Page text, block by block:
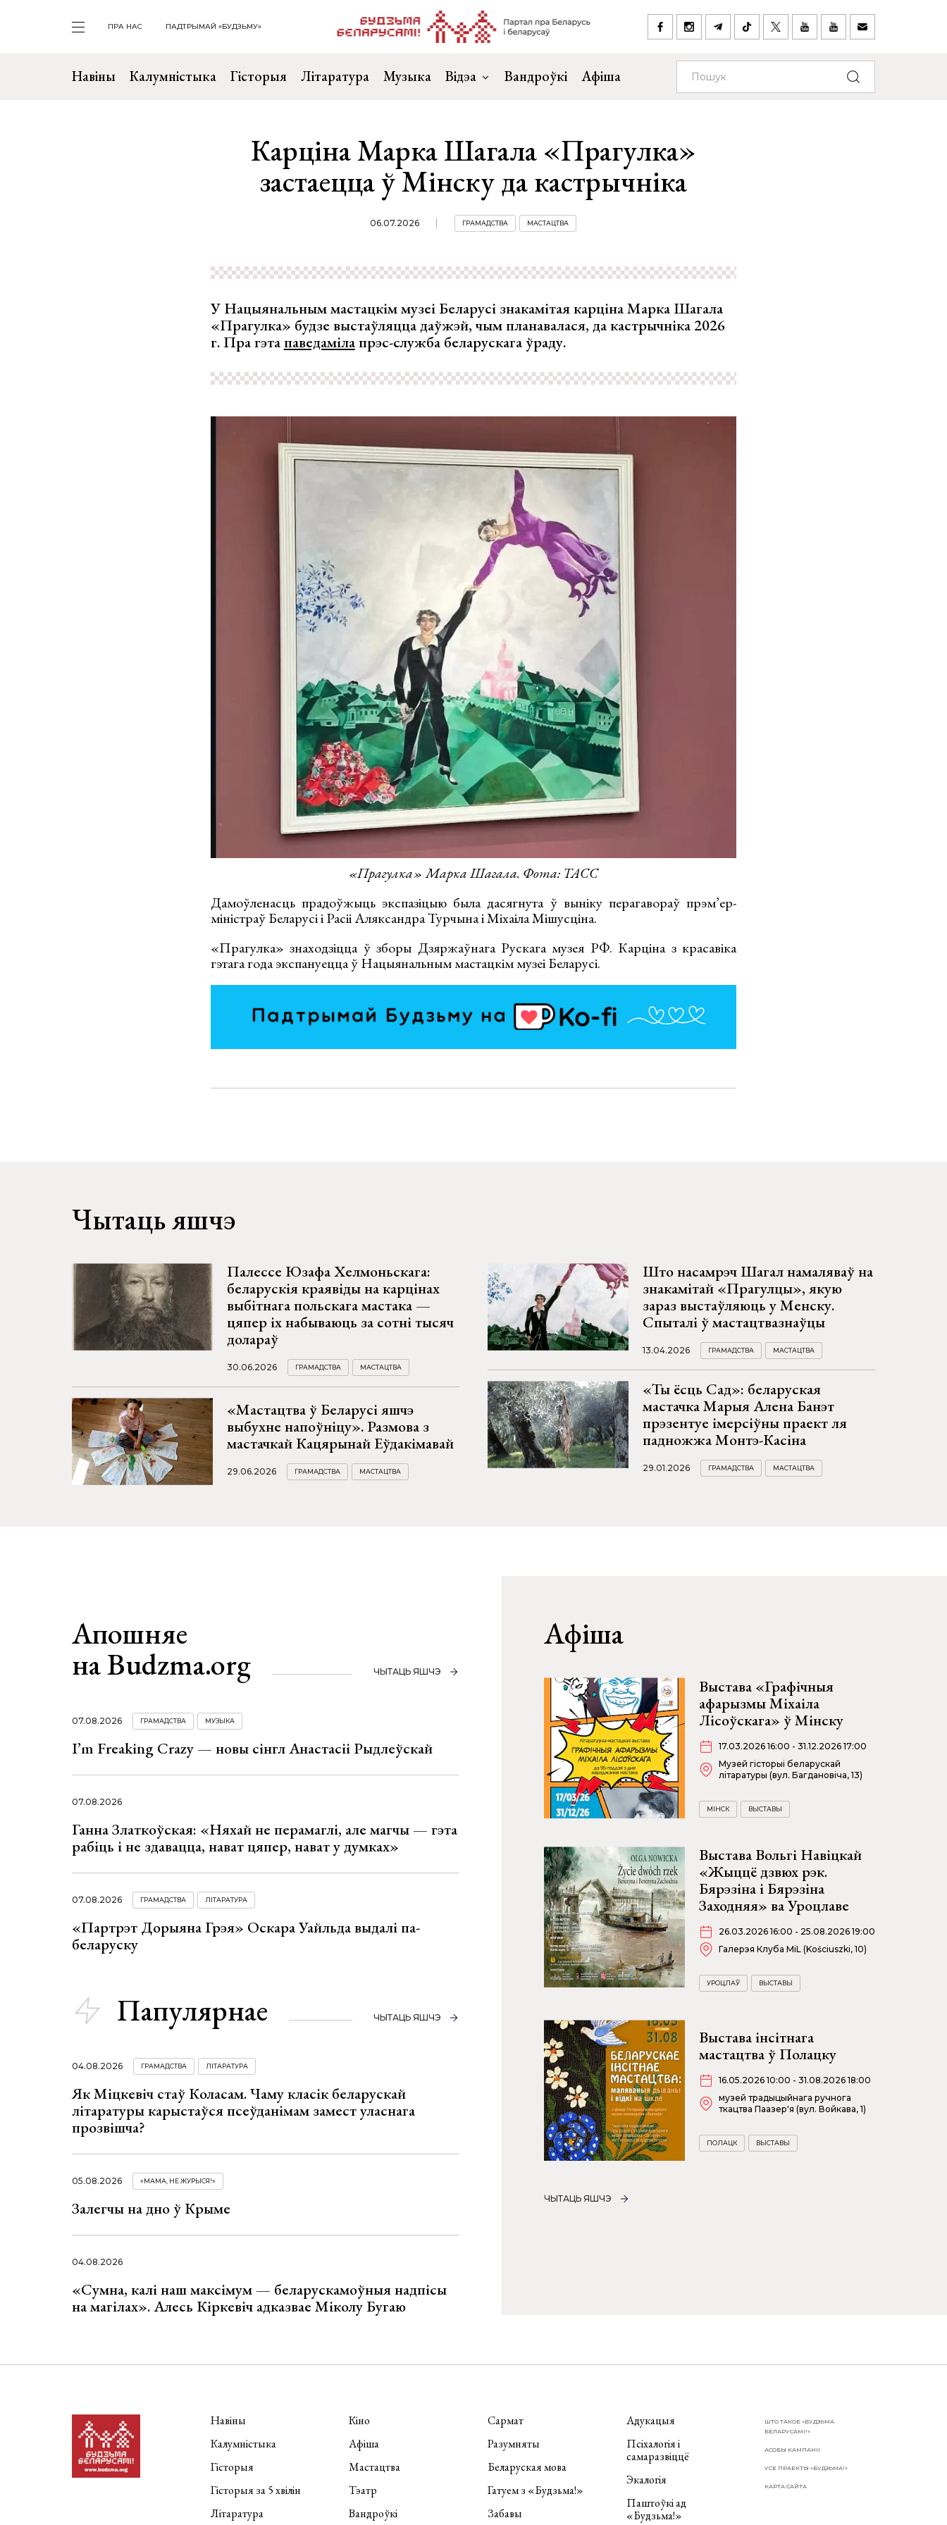
ПРА НАС ПАДТРЫМАЙ «БУДЗЬМУ»
Навіны Калумністыка Гісторыя Літаратура Музыка Відэа Вандроўкі Афіша
Карціна Марка Шагала «Прагулка»
застаецца ў Мінску да кастрычніка
06.07.2026 ГРАМАДСТВА МАСТАЦТВА
У Нацыянальным мастацкім музеі Беларусі знакамітая карціна Марка Шагала
«Прагулка» будзе выстаўляцца даўжэй, чым планавалася, да кастрычніка 2026
г. Пра гэтапаведамілапрэс-служба беларускага ўраду.
«Прагулка» Марка Шагала. Фота: ТАСС
Дамоўленасць прадоўжыць экспазіцыю была дасягнута ў выніку перагавораў прэм’ер-
міністраў Беларусі і Расіі Аляксандра Турчына і Міхаіла Мішусціна.
«Прагулка» знаходзіцца ў зборы Дзяржаўнага Рускага музея РФ. Карціна з красавіка
гэтага года экспануецца ў Нацыянальным мастацкім музеі Беларусі.
Чытаць яшчэ
Палессе Юзафа Хелмоньскага:
беларускія краявіды на карцінах
выбітнага польскага мастака —
цяпер іх набываюць за сотні тысяч
долараў
30.06.2026 ГРАМАДСТВА МАСТАЦТВА
«Мастацтва ў Беларусі яшчэ
выбухне напоўніцу». Размова з
мастачкай Кацярынай Еўдакімавай
29.06.2026 ГРАМАДСТВА МАСТАЦТВА
Што насамрэч Шагал намаляваў на
знакамітай «Прагулцы», якую
зараз выстаўляюць у Менску.
Спыталі ў мастацтвазнаўцы
13.04.2026 ГРАМАДСТВА МАСТАЦТВА
«Ты ёсць Сад»: беларуская
мастачка Марыя Алена Банэт
прэзентуе імерсіўны праект ля
падножжа Монтэ-Касіна
29.01.2026 ГРАМАДСТВА МАСТАЦТВА
Апошняе
на Budzma.org
ЧЫТАЦЬ ЯШЧЭ
07.08.2026 ГРАМАДСТВА МУЗЫКА
I’m Freaking Crazy — новы сінгл Анастасіі Рыдлеўскай
07.08.2026
Ганна Златкоўская: «Няхай не перамаглі, але магчы — гэта
рабіць і не здавацца, нават цяпер, нават у думках»
07.08.2026 ГРАМАДСТВА ЛІТАРАТУРА
«Партрэт Дорыяна Грэя» Оскара Уайльда выдалі па-
беларуску
Папулярнае ЧЫТАЦЬ ЯШЧЭ
04.08.2026 ГРАМАДСТВА ЛІТАРАТУРА
Як Міцкевіч стаў Коласам. Чаму класік беларускай
літаратуры карыстаўся псеўданімам замест уласнага
прозвішча?
05.08.2026 «МАМА, НЕ ЖУРЫСЯ!»
Залегчы на дно ў Крыме
04.08.2026
«Сумна, калі наш максімум — беларускамоўныя надпісы
на магілах». Алесь Кіркевіч адказвае Міколу Бугаю
Афіша
Выстава «Графічныя
афарызмы Міхаіла
Лісоўскага» ў Мінску
17.03.2026 16:00 - 31.12.2026 17:00
Музей гісторыі беларускай
літаратуры (вул. Багдановіча, 13)
МІНСК ВЫСТАВЫ
Выстава Вольгі Навіцкай
«Жыццё дзвюх рэк.
Бярэзіна і Бярэзіна
Заходняя» ва Уроцлаве
26.03.2026 16:00 - 25.08.2026 19:00
Галерэя Клуба MiL (Kościuszki, 10)
УРОЦЛАЎ ВЫСТАВЫ
Выстава інсітнага
мастацтва ў Полацку
16.05.2026 10:00 - 31.08.2026 18:00
музей традыцыйнага ручнога
ткацтва Паазер'я (вул. Войкава, 1)
ПОЛАЦК ВЫСТАВЫ
ЧЫТАЦЬ ЯШЧЭ
Навіны
Калумністыка
Гісторыя
Гісторыя за 5 хвілін
Літаратура
Кіно
Афіша
Мастацтва
Тэатр
Вандроўкі
Сармат
Разумняты
Беларуская мова
Гатуем з «Будзьма!»
Забавы
Адукацыя
Псіхалогія і
самаразвіццё
Экалогія
Паштоўкі ад
«Будзьма!»
ШТО ТАКОЕ «БУДЗЬМА
БЕЛАРУСАМІ!»
АСОБЫ КАМПАНІІ
УСЕ ПРАЕКТЫ «БУДЗЬМА!»
КАРТА САЙТА